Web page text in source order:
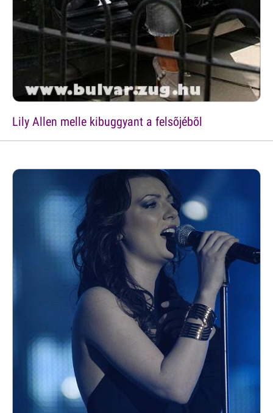
Lily Allen melle kibuggyant a felsõjébõl